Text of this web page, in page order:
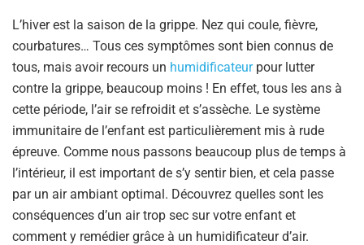
L’hiver est la saison de la grippe. Nez qui coule, fièvre,
courbatures… Tous ces symptômes sont bien connus de
tous, mais avoir recours un humidificateurpour lutter
contre la grippe, beaucoup moins ! En effet, tous les ans à
cette période, l’air se refroidit et s’assèche. Le système
immunitaire de l’enfant est particulièrement mis à rude
épreuve. Comme nous passons beaucoup plus de temps à
l’intérieur, il est important de s’y sentir bien, et cela passe
par un air ambiant optimal. Découvrez quelles sont les
conséquences d’un air trop sec sur votre enfant et
comment y remédier grâce à un humidificateur d’air.